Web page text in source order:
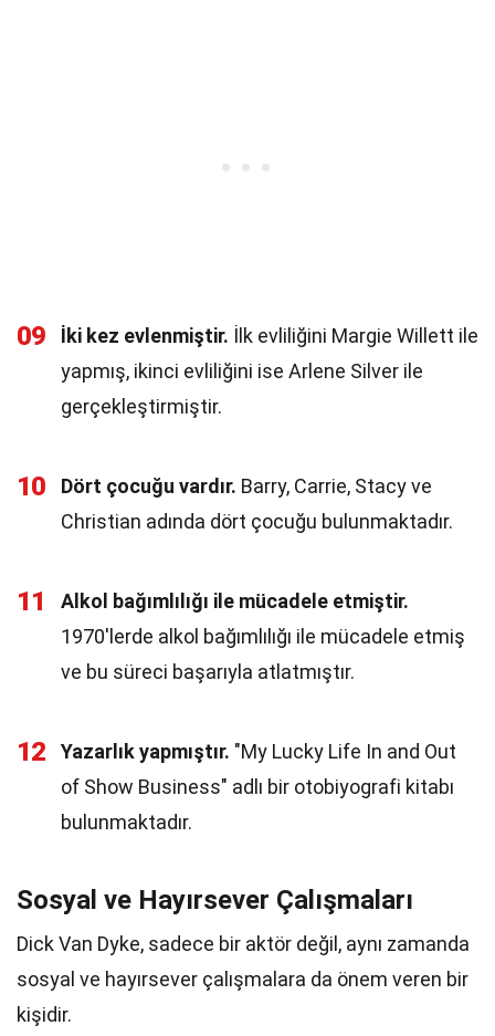
09 İki kez evlenmiştir. İlk evliliğini Margie Willett ile
yapmış, ikinci evliliğini ise Arlene Silver ile
gerçekleştirmiştir.
10 Dört çocuğu vardır. Barry, Carrie, Stacy ve
Christian adında dört çocuğu bulunmaktadır.
11
Alkol bağımlılığı ile mücadele etmiştir.
1970'lerde alkol bağımlılığı ile mücadele etmiş
ve bu süreci başarıyla atlatmıştır.
12 Yazarlık yapmıştır. "My Lucky Life In and Out
of Show Business" adlı bir otobiyografi kitabı
bulunmaktadır.
Sosyal ve Hayırsever Çalışmaları
Dick Van Dyke, sadece bir aktör değil, aynı zamanda
sosyal ve hayırsever çalışmalara da önem veren bir
kişidir.